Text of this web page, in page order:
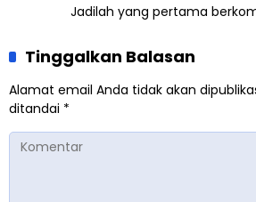
Jadilah yang pertama
Tinggalkan Balasan
Alamat email Anda tidak akan
ditandai *